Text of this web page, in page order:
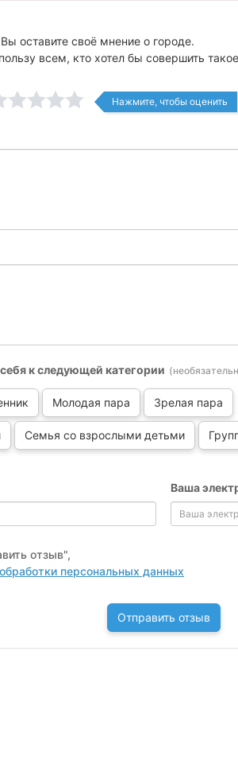
оставите своё мнение о городе.
всем, кто хотел бы совершить
Нажмите, чтобы оценить
к следующей категории
Молодая пара Зрелая пара
Семья со взрослыми детьми
Ваша
отзыв",
персональных данных
Отправить отзыв